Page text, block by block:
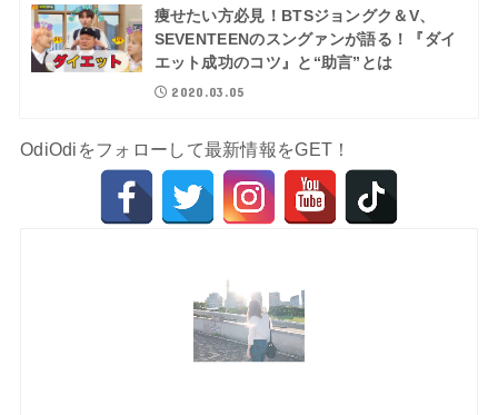
痩せたい方必見！BTSジョングク＆V、
SEVENTEENのスングァンが語る！『ダイ
エット成功のコツ』と“助言”とは
2020.03.05
OdiOdiをフォローして最新情報をGET！